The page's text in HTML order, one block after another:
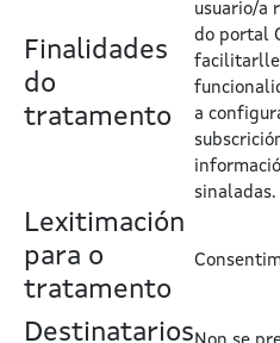
Finalidades
do
tratamento
usuario/a
do portal
facilitarlle
a
sinaladas.
Lexitimación
para o
tratamento
Destinatarios